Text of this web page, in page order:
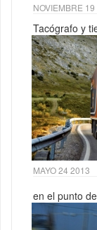
NOVIEMBRE
Tacógrafo y
MAYO 24 2013
en el punto